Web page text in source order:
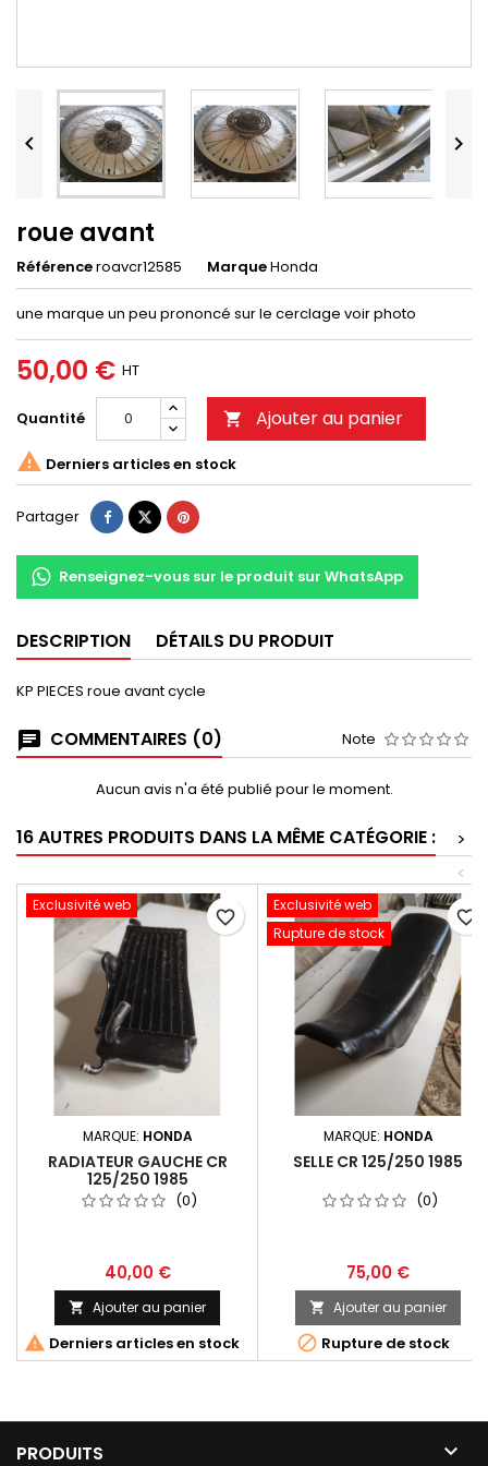
 
roue avant
Référenceroavcr12585 MarqueHonda
une marque un peu prononcé sur le cerclage voir photo
50,00 € HT
Quantité  Ajouter au panier
 Derniers articles en stock
Partager
Renseignez-vous sur le produit sur WhatsApp
DESCRIPTION DÉTAILS DU PRODUIT
KP PIECES roue avant cycle
COMMENTAIRES (0) Note
Aucun avis n'a été publié pour le moment.
16 AUTRES PRODUITS DANS LA MÊME CATÉGORIE :
>
<
Exclusivité web
MARQUE: HONDA
RADIATEUR GAUCHE CR
125/250 1985
(0)
40,00 €
 Ajouter au panier
 Derniers articles en stock
favorite_border
Exclusivité web
Rupture de stock
MARQUE: HONDA
SELLE CR 125/250 1985
(0)
75,00 €
 Ajouter au panier
 Rupture de stock
favorite_border
PRODUITS 